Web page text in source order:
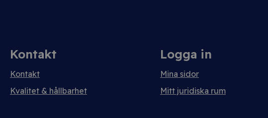
Kontakt
Kontakt
Kvalitet & hållbarhet
Logga in
Mina sidor
Mitt juridiska rum